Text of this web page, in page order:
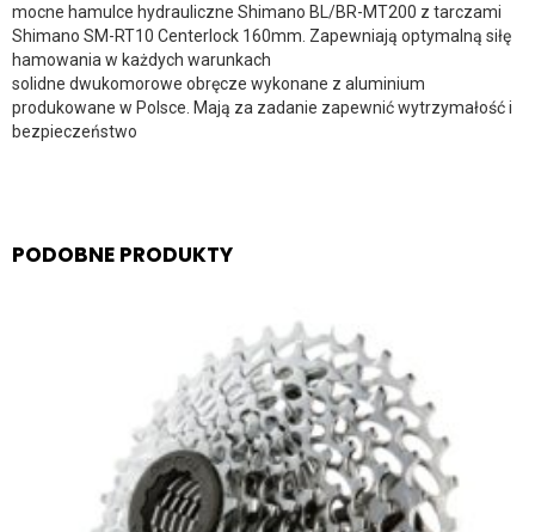
mocne hamulce hydrauliczne Shimano BL/BR-MT200 z tarczami
Shimano SM-RT10 Centerlock 160mm. Zapewniają optymalną siłę
hamowania w każdych warunkach
solidne dwukomorowe obręcze wykonane z aluminium
produkowane w Polsce. Mają za zadanie zapewnić wytrzymałość i
bezpieczeństwo
PODOBNE PRODUKTY